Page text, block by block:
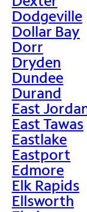
Dodgeville
Dollar Bay
Dorr
Dryden
Dundee
Durand
East
East Tawas
Eastlake
Eastport
Edmore
Elk Rapids
Ellsworth